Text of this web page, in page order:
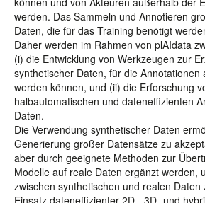
werden. Das Sammeln und Annotieren
Daten, die für das Training benötigt
Daher werden im Rahmen von plAIdata
(i) die Entwicklung von Werkzeugen zur
synthetischer Daten, für die Annotationen
werden können, und (ii) die Erforschung
halbautomatischen und dateneffizienten
Daten.
Die Verwendung synthetischer Daten
Generierung großer Datensätze zu
aber durch geeignete Methoden zur
Modelle auf reale Daten ergänzt werden,
zwischen synthetischen und realen
Einsatz dateneffizienter 2D-, 3D- und